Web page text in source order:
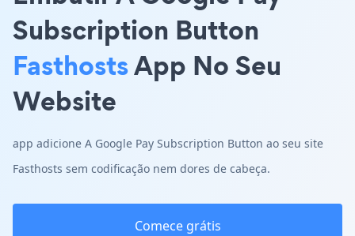
Subscription Button
FasthostsApp No Seu
Website
app adicione A Google Pay Subscription Button ao seu site
Fasthosts sem codificação nem dores de cabeça.
Comece grátis